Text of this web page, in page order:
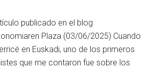
publicado en el blog
Plaza (03/06/2025) Cuando
en Euskadi, uno de los primeros
que me contaron fue sobre los